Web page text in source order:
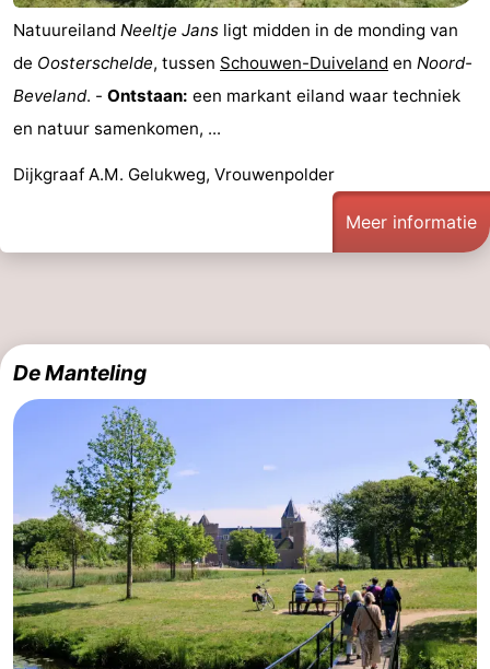
Natuureiland Neeltje Jans ligt midden in de monding van
de Oosterschelde, tussen Schouwen-Duiveland en Noord-
Beveland. - Ontstaan: een markant eiland waar techniek
en natuur samenkomen, ...
Dijkgraaf A.M. Gelukweg, Vrouwenpolder
Meer informatie
De Manteling